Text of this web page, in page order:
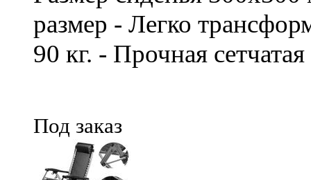
размер - Легко
90 кг. - Прочная сетчатая
Под заказ